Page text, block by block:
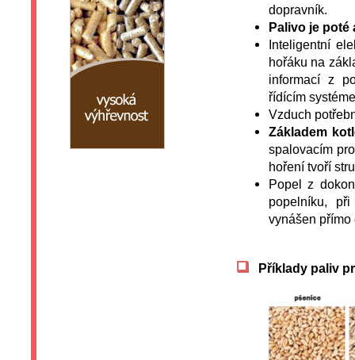
dopravník.
Palivo je poté
Inteligentní
hořáku na
informací z
řídícím
Vzduch
Základem
spalovacím
hoření tvoří
Popel z
popelníku,
vynášen přímo
Příklady paliv